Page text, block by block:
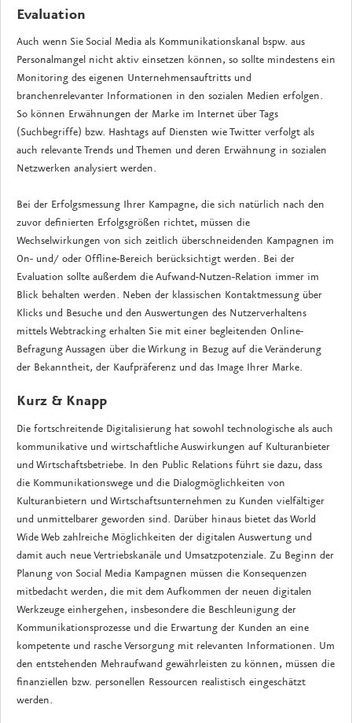
Evaluation
Auch wenn Sie Social Media als Kommunikationskanal bspw. aus
Personalmangel nicht aktiv einsetzen können, so sollte mindestens ein
Monitoring des eigenen Unternehmensauftritts und
branchenrelevanter Informationen in den sozialen Medien erfolgen.
So können Erwähnungen der Marke im Internet über Tags
(Suchbegriffe) bzw. Hashtags auf Diensten wie Twitter verfolgt als
auch relevante Trends und Themen und deren Erwähnung in sozialen
Netzwerken analysiert werden.
Bei der Erfolgsmessung Ihrer Kampagne, die sich natürlich nach den
zuvor definierten Erfolgsgrößen richtet, müssen die
Wechselwirkungen von sich zeitlich überschneidenden Kampagnen im
On- und/ oder Offline-Bereich berücksichtigt werden. Bei der
Evaluation sollte außerdem die Aufwand-Nutzen-Relation immer im
Blick behalten werden. Neben der klassischen Kontaktmessung über
Klicks und Besuche und den Auswertungen des Nutzerverhaltens
mittels Webtracking erhalten Sie mit einer begleitenden Online-
Befragung Aussagen über die Wirkung in Bezug auf die Veränderung
der Bekanntheit, der Kaufpräferenz und das Image Ihrer Marke.
Kurz & Knapp
Die fortschreitende Digitalisierung hat sowohl technologische als auch
kommunikative und wirtschaftliche Auswirkungen auf Kulturanbieter
und Wirtschaftsbetriebe. In den Public Relations führt sie dazu, dass
die Kommunikationswege und die Dialogmöglichkeiten von
Kulturanbietern und Wirtschaftsunternehmen zu Kunden vielfältiger
und unmittelbarer geworden sind. Darüber hinaus bietet das World
Wide Web zahlreiche Möglichkeiten der digitalen Auswertung und
damit auch neue Vertriebskanäle und Umsatzpotenziale. Zu Beginn der
Planung von Social Media Kampagnen müssen die Konsequenzen
mitbedacht werden, die mit dem Aufkommen der neuen digitalen
Werkzeuge einhergehen, insbesondere die Beschleunigung der
Kommunikationsprozesse und die Erwartung der Kunden an eine
kompetente und rasche Versorgung mit relevanten Informationen. Um
den entstehenden Mehraufwand gewährleisten zu können, müssen die
finanziellen bzw. personellen Ressourcen realistisch eingeschätzt
werden.